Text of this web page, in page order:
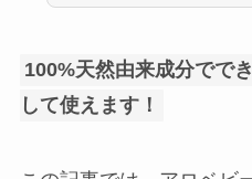
100%天然由来成分でで
して使えます！